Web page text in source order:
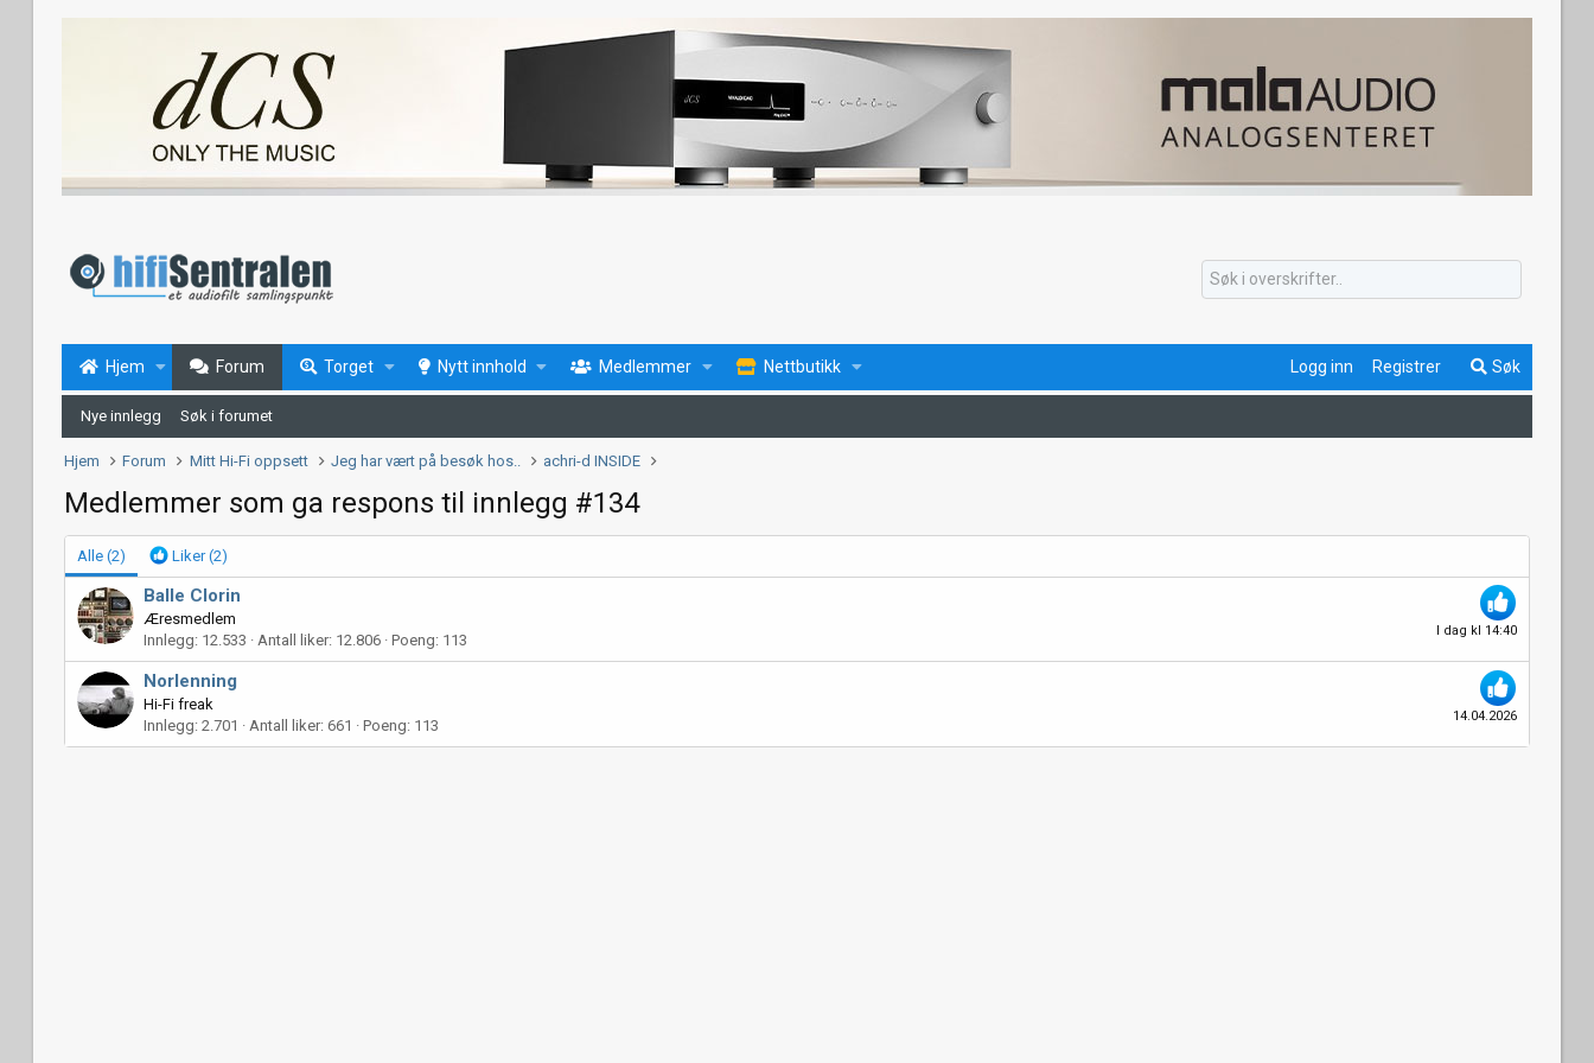
Hjem Forum Torget Nytt innhold Medlemmer Nettbutikk Logg inn Registrer Søk
Nye innlegg Søk i forumet
Hjem Forum Mitt Hi-Fi oppsett Jeg har vært på besøk hos.. achri-d INSIDE
Medlemmer som ga respons til innlegg #134
Alle (2) Liker(2)
I dag kl 14:40
Balle Clorin
Æresmedlem
Innlegg 12.533 Antall liker 12.806 Poeng 113
14.04.2026
Norlenning
Hi-Fi freak
Innlegg 2.701 Antall liker 661 Poeng 113